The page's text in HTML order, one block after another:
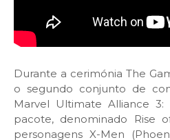
Durante a cerimónia The
o segundo conjunto de
Marvel Ultimate Alliance
pacote, denominado Rise
personagens X-Men